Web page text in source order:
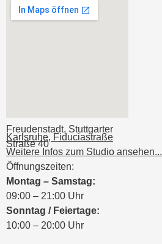
Freudenstadt, Stuttgarter
Straße 40
Karlsruhe, Fiduciastraße
Weitere Infos zum Studio ansehen...
Öffnungszeiten:
Montag – Samstag:
09:00 – 21:00 Uhr
Sonntag / Feiertage:
10:00 – 20:00 Uhr